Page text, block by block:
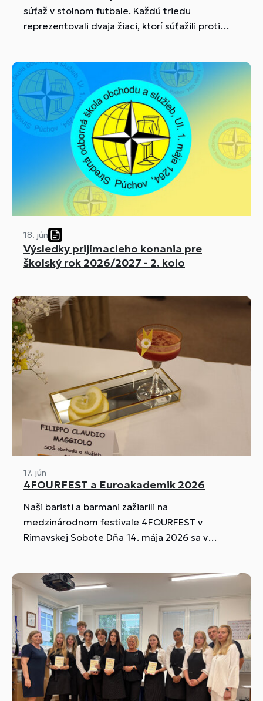
súťaž v stolnom futbale. Každú triedu
reprezentovali dvaja žiaci, ktorí súťažili proti
Víťazom súťaže sa stala trieda I.P🥇, ktorej
srdečne gratulujeme k úspechu.
18. jún
Výsledky prijímacieho konania pre
školský rok 2026/2027 - 2. kolo
17. jún
4FOURFEST a Euroakademik 2026
Naši baristi a barmani zažiarili na
medzinárodnom festivale 4FOURFEST v
Rimavskej Sobote Dňa 14. mája 2026 sa v
4FOURFEST a Euroakademik 2026. Našu školu
na tejto súťaži hrdo a úspešne reprezentovali
dvaja talentovaní študenti – Alexandra Jurčíková
a Fillipo Claudio Maggiolo.